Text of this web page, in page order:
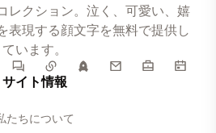
レクション。泣く、可愛い、嬉
表現する顔文字を無料で提供し
ています。
サイト情報
たちについて